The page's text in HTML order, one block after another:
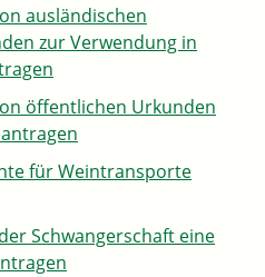
ausländischen
zur Verwendung in
öffentlichen Urkunden
für Weintransporte
Schwangerschaft eine